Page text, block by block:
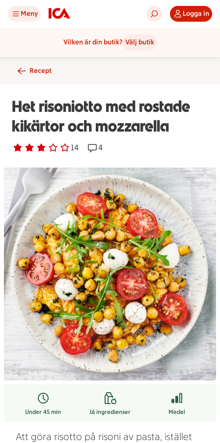
Meny Logga in
Vilken är din butik? Välj butik
Recept
Het risoniotto med rostade
kikärtor och mozzarella
Betyg 2.9 av 5. 14
14 personer har röstatReceptet har 4 kommentarer
4
Under 45 min 16 ingredienser Medel
Att göra risotto på risoni av pasta, istället